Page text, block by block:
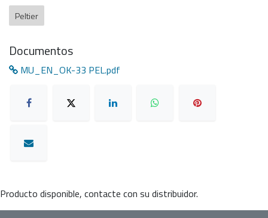
Peltier
Documentos
MU_EN_OK-33 PEL.pdf
Producto disponible, contacte con su distribuidor.